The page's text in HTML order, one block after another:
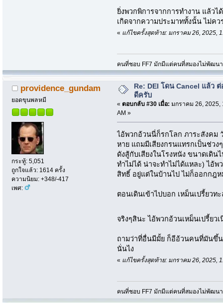
ยิ่งพวกพิการจากการทำงาน แล้ว
เกิดจากความประมาททั้งนั้น ไม่คว
« แก้ไขครั้งสุดท้าย: มกราคม 26, 2025,
คนที่ชอบ FF7 มักมีแต่คนที่สมองไม่พัฒนา
providence_gundam
ยอดขุนพลหมี
กระทู้: 5,051
ถูกใจแล้ว: 1614 ครั้ง
ความนิยม: +348/-417
เพศ:
Re: DEI โดน Cancel แล้ว ต่
ดีครับ
« ตอบกลับ #30 เมื่อ: มกราคม 26, 2025,
AM »
ไอ้พวกอ้วนนี่ก็รกโลก ภาระสังคม
หาย แถมมีเสียงกรนแทรกเป็นช่วง
ดังสู้กับเสียงในโรงหนัง ขนาดเดิ
ทำไม่ได้ น่าจะทำไม่ได้แหละ) ไอ้
สิทธิ์ อยู่แต่ในบ้านไป ไม่ก็ออกกฎ
ตอนเดินเข้าไปบอก เหม็นเปรี้ยว
จริงๆสินะ ไอ้พวกอ้วนเหม็นเปรี้ยว
ถามว่าที่อื่นมีมั้ย ก็อีอ้วนคนที่มันขึ้น
นั่นไง
« แก้ไขครั้งสุดท้าย: มกราคม 26, 2025,
คนที่ชอบ FF7 มักมีแต่คนที่สมองไม่พัฒนา